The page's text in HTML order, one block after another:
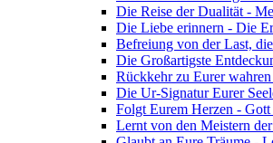
Die Reise der Dualität -
Die Liebe erinnern - Die
Befreiung von der Last,
Die Großartigste
Rückkehr zu Eurer
Die Ur-Signatur Eurer
Folgt Eurem Herzen -
Lernt von den Meistern